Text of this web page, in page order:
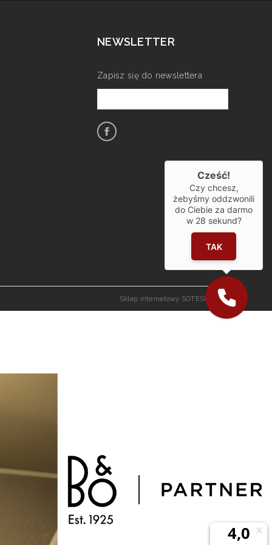
NEWSLETTER
Zapisz się do newslettera
Sklep internetowy SOTESHOP AI
Cześć!
Czy chcesz,
żebyśmy oddzwonili
do Ciebie za darmo
w 28 sekund?
TAK